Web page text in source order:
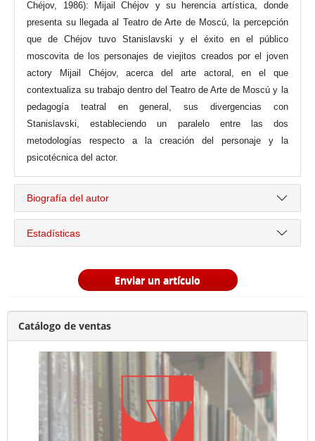
Chéjov, 1986): Mijail Chéjov y su herencia artística, donde
presenta su llegada al Teatro de Arte de Moscú, la percepción
que de Chéjov tuvo Stanislavski y el éxito en el público
moscovita de los personajes de viejitos creados por el joven
actory Mijail Chéjov, acerca del arte actoral, en el que
contextualiza su trabajo dentro del Teatro de Arte de Moscú y la
pedagogía teatral en general, sus divergencias con
Stanislavski, estableciendo un paralelo entre las dos
metodologías respecto a la creación del personaje y la
psicotécnica del actor.
Biografía del autor
Estadísticas
Enviar un artículo
Catálogo de ventas